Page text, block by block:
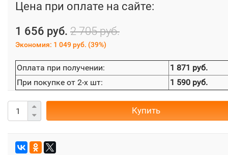
Цена при оплате на сайте:
1 656 руб. 2 705 руб.
Экономия: 1 049 руб. (39%)
Оплата при получении:
1 871 руб.
При покупке от 2-х шт:
1 590 руб.
Купить